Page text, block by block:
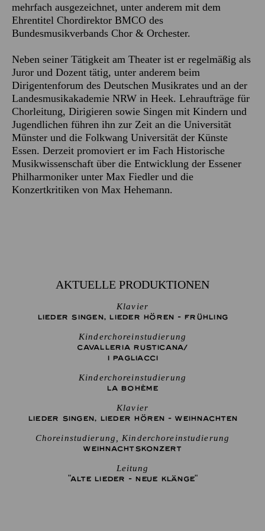
mehrfach ausgezeichnet, unter anderem mit dem
Ehrentitel Chordirektor BMCO des
Bundesmusikverbands Chor & Orchester.
Neben seiner Tätigkeit am Theater ist er regelmäßig als
Juror und Dozent tätig, unter anderem beim
Dirigentenforum des Deutschen Musikrates und an der
Landesmusikakademie NRW in Heek. Lehraufträge für
Chorleitung, Dirigieren sowie Singen mit Kindern und
Jugendlichen führen ihn zur Zeit an die Universität
Münster und die Folkwang Universität der Künste
Essen. Derzeit promoviert er im Fach Historische
Musikwissenschaft über die Entwicklung der Essener
Philharmoniker unter Max Fiedler und die
Konzertkritiken von Max Hehemann.
AKTUELLE PRODUKTIONEN
Klavier
LIEDER SINGEN, LIEDER HÖREN - FRÜHLING
Kinderchoreinstudierung
CAVALLERIA RUSTICANA/
I PAGLIACCI
Kinderchoreinstudierung
LA BOHÈME
Klavier
LIEDER SINGEN, LIEDER HÖREN - WEIHNACHTEN
Choreinstudierung, Kinderchoreinstudierung
WEIHNACHTS­KONZERT
Leitung
"ALTE LIEDER - NEUE KLÄNGE"